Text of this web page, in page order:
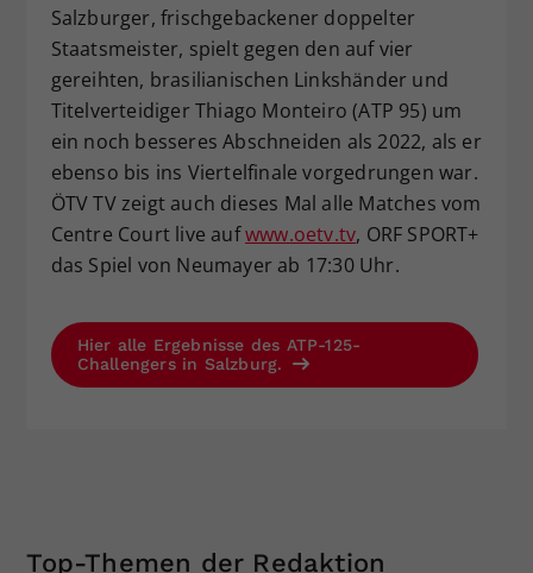
Salzburger, frischgebackener doppelter
Staatsmeister, spielt gegen den auf vier
gereihten, brasilianischen Linkshänder und
Titelverteidiger Thiago Monteiro (ATP 95) um
ein noch besseres Abschneiden als 2022, als er
ebenso bis ins Viertelfinale vorgedrungen war.
ÖTV TV zeigt auch dieses Mal alle Matches vom
Centre Court live aufwww.oetv.tv, ORF SPORT+
das Spiel von Neumayer ab 17:30 Uhr.
Hier alle Ergebnisse des ATP-125-
Challengers in Salzburg.
Top-Themen der Redaktion